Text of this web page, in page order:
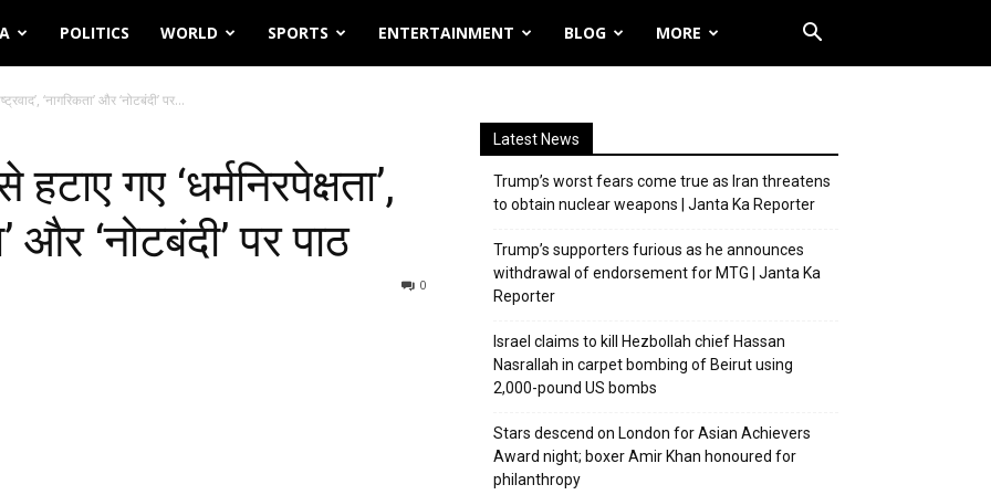
POLITICS WORLD SPORTS ENTERTAINMENT BLOG MORE
‘नागरिकता’ और ‘नोटबंदी’ पर...
गए ‘धर्मनिरपेक्षता’,
और ‘नोटबंदी’ पर पाठ
0
Latest News
Trump’s worst fears come true as Iran threatens
to obtain nuclear weapons | Janta Ka Reporter
Trump’s supporters furious as he announces
withdrawal of endorsement for MTG | Janta Ka
Reporter
Israel claims to kill Hezbollah chief Hassan
Nasrallah in carpet bombing of Beirut using
2,000-pound US bombs
Stars descend on London for Asian Achievers
Award night; boxer Amir Khan honoured for
philanthropy